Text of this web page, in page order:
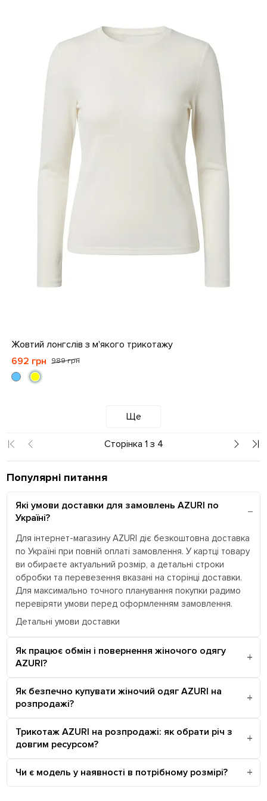
S M L XL
Жовтий лонгслів з м'якого трикотажу
989 грн
692 грн
Ще
Сторінка 1 з 4
Популярні питання
Які умови доставки для замовлень AZURI по
Україні?
Для інтернет-магазину AZURI діє безкоштовна доставка
по Україні при повній оплаті замовлення. У картці товару
ви обираєте актуальний розмір, а детальні строки
обробки та перевезення вказані на сторінці доставки.
Для максимально точного планування покупки радимо
перевіряти умови перед оформленням замовлення.
Детальні умови доставки
Як працює обмін і повернення жіночого одягу
AZURI?
Як безпечно купувати жіночий одяг AZURI на
розпродажі?
Трикотаж AZURI на розпродажі: як обрати річ з
довгим ресурсом?
Чи є модель у наявності в потрібному розмірі?